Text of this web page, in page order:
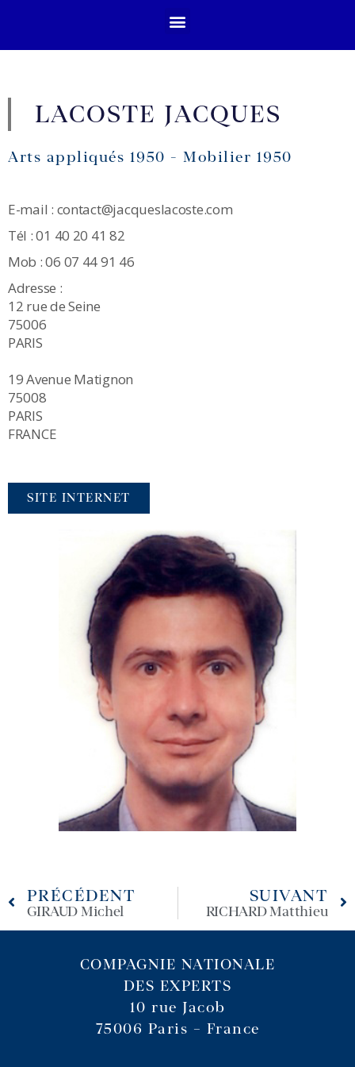
LACOSTE JACQUES
Arts appliqués 1950 - Mobilier 1950
E-mail : contact@jacqueslacoste.com
Tél : 01 40 20 41 82
Mob : 06 07 44 91 46
Adresse :
12 rue de Seine
75006
PARIS
19 Avenue Matignon
75008
PARIS
FRANCE
SITE INTERNET
PRÉCÉDENT
GIRAUD Michel
SUIVANT
RICHARD Matthieu
COMPAGNIE NATIONALE
DES EXPERTS
10 rue Jacob
75006 Paris – France